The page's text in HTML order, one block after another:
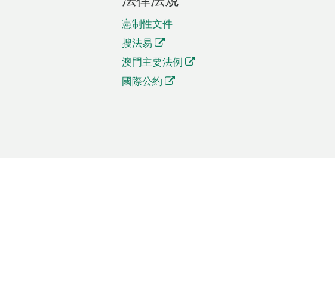
憲制性文件
搜法易
澳門主要法例
國際公約